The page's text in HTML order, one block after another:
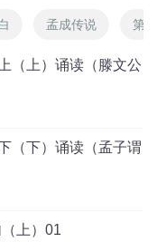
孟成传说 第6
（上）诵读（滕文公
（下）诵读（孟子谓
上）01